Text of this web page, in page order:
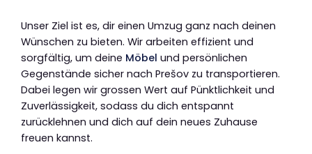
Unser Ziel ist es, dir einen Umzug ganz nach deinen
Wünschen zu bieten. Wir arbeiten effizient und
sorgfältig, um deine Möbel und persönlichen
Gegenstände sicher nach Prešov zu transportieren.
Dabei legen wir grossen Wert auf Pünktlichkeit und
Zuverlässigkeit, sodass du dich entspannt
zurücklehnen und dich auf dein neues Zuhause
freuen kannst.